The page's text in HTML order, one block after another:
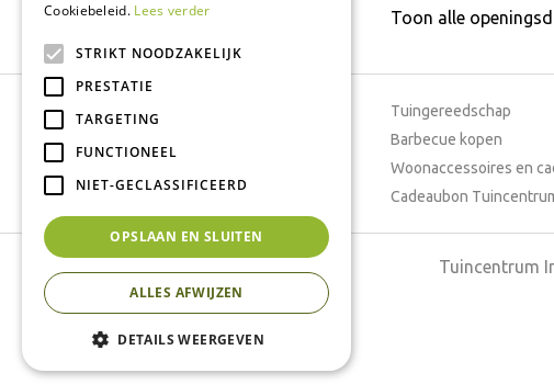
Toon alle
Tuincentrum
Dierenwinkel
Tuinplanten
Cafetaria
Tuingereedschap
Barbecue kopen
Woonaccessoires en
Cadeaubon
Tuincentrum
Cookiebeleid. Lees verder
STRIKT NOODZAKELIJK
PRESTATIE
TARGETING
FUNCTIONEEL
NIET-GECLASSIFICEERD
OPSLAAN EN SLUITEN
ALLES AFWIJZEN
DETAILS WEERGEVEN